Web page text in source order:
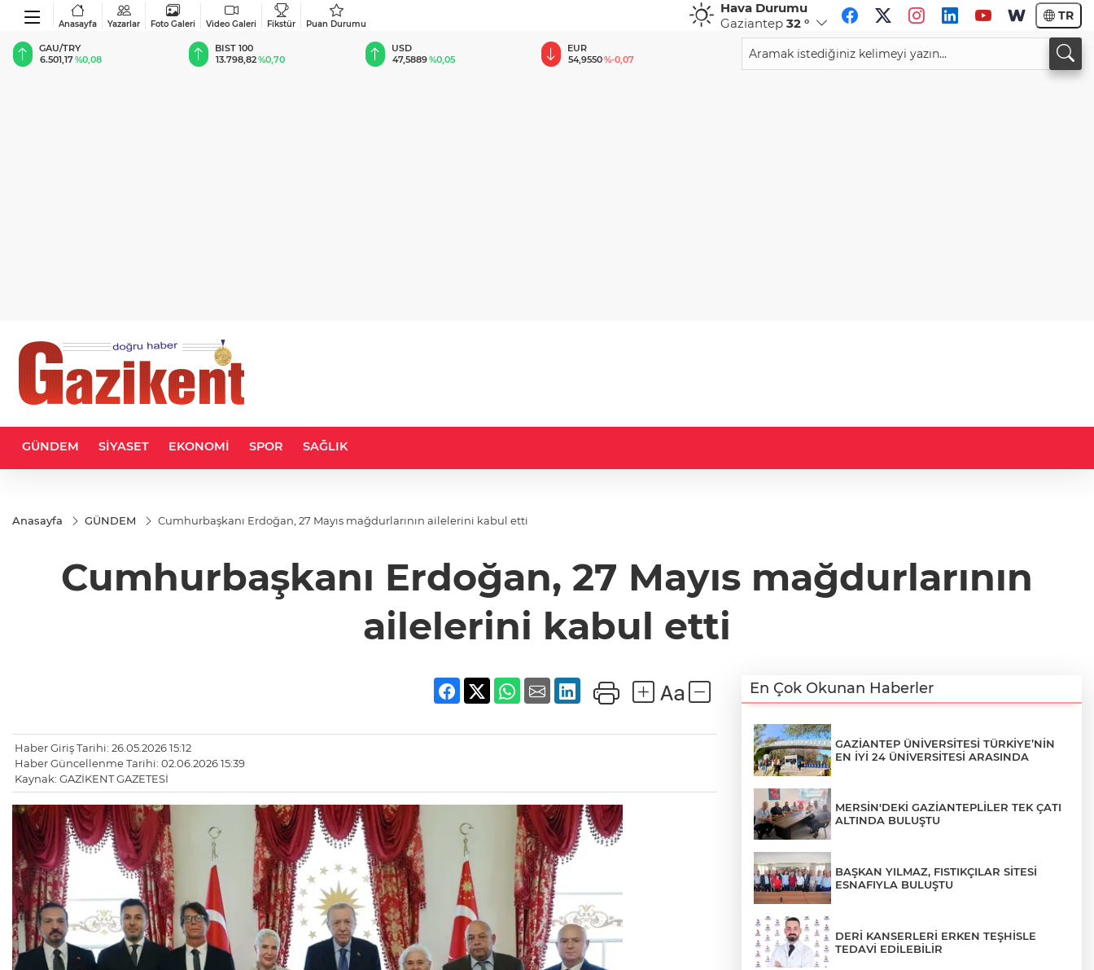
Anasayfa Yazarlar Foto Galeri Video Galeri Fikstür Puan Durumu
Hava Durumu
Gaziantep 32 ° TR
BIST 100
13.798,82%0,70
USD
47,5889%0,05
EUR
54,9550 %-0,07
GBP
64,1647%0,16
CHF
58,5782 %-0,59
33,9561
GÜNDEM SİYASET EKONOMİ SPOR SAĞLIK
Anasayfa GÜNDEM Cumhurbaşkanı Erdoğan, 27 Mayıs mağdurlarının ailelerini kabul etti
Cumhurbaşkanı Erdoğan, 27 Mayıs mağdurlarının
ailelerini kabul etti
Haber Giriş Tarihi: 26.05.2026 15:12
Haber Güncellenme Tarihi: 02.06.2026 15:39
Kaynak: GAZİKENT GAZETESİ
En Çok Okunan Haberler
GAZİANTEP ÜNİVERSİTESİ TÜRKİYE’NİN
EN İYİ 24 ÜNİVERSİTESİ ARASINDA
MERSİN'DEKİ GAZİANTEPLİLER TEK ÇATI
ALTINDA BULUŞTU
BAŞKAN YILMAZ, FISTIKÇILAR SİTESİ
ESNAFIYLA BULUŞTU
DERİ KANSERLERİ ERKEN TEŞHİSLE
TEDAVİ EDİLEBİLİR